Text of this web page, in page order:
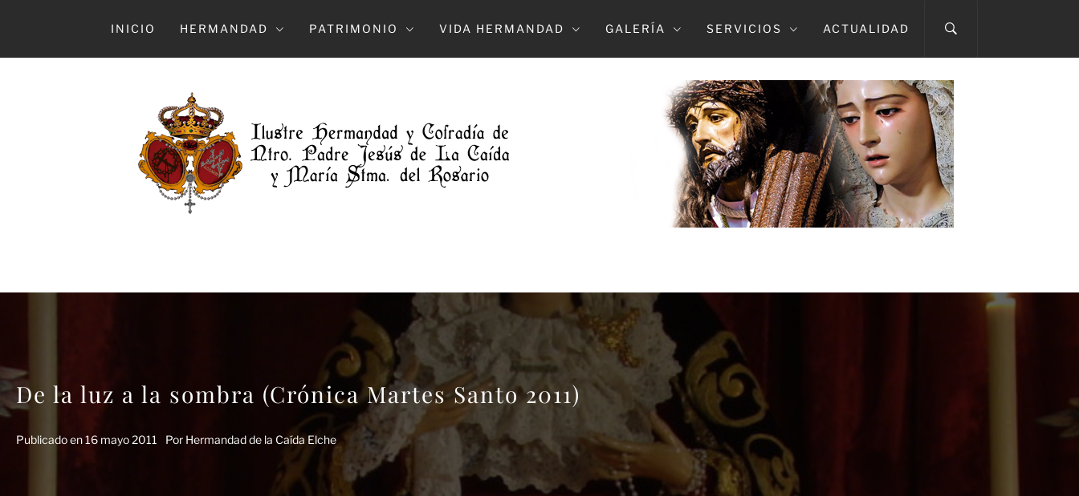
INICIO HERMANDAD PATRIMONIO VIDA HERMANDAD GALERÍA SERVICIOS ACTUALIDAD
HERMANDAD DE LA CAÍDA
De la luz a la sombra (Crónica Martes Santo 2011)
Publicado en16 mayo 2011 Por Hermandad de la Caída Elche